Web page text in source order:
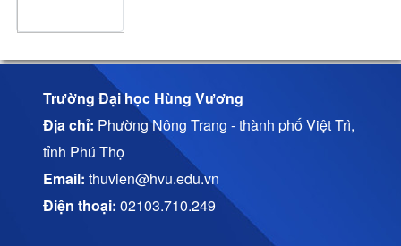
Trường Đại học Hùng Vương
Địa chỉ: Phường Nông Trang - thành phố Việt Trì,
tỉnh Phú Thọ
Email: thuvien@hvu.edu.vn
Điện thoại: 02103.710.249